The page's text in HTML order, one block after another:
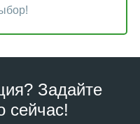
Задайте
сейчас!